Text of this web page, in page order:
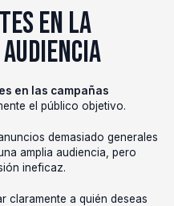
en la
en las campañas
el público objetivo.
demasiado generales
amplia audiencia, pero
ineficaz.
claramente a quién deseas